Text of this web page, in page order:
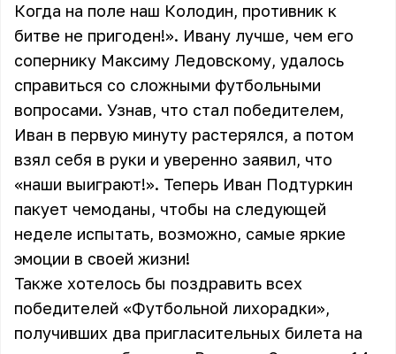
Когда на поле наш Колодин, противник к
битве не пригоден!». Ивану лучше, чем его
сопернику Максиму Ледовскому, удалось
справиться со сложными футбольными
вопросами. Узнав, что стал победителем,
Иван в первую минуту растерялся, а потом
взял себя в руки и уверенно заявил, что
«наши выиграют!». Теперь Иван Подтуркин
пакует чемоданы, чтобы на следующей
неделе испытать, возможно, самые яркие
эмоции в своей жизни!
Также хотелось бы поздравить всех
победителей «Футбольной лихорадки»,
получивших два пригласительных билета на